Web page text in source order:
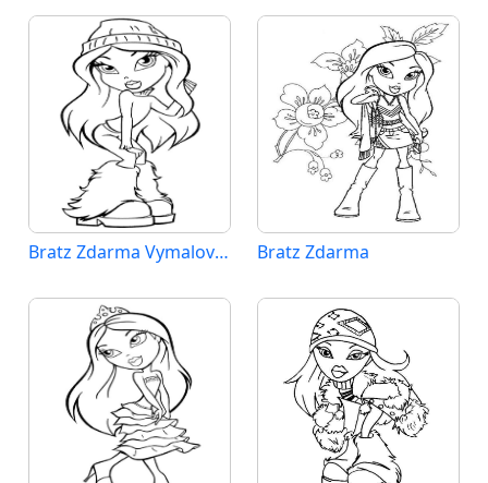
Bratz Zdarma Vymalovatelné Obrázek Bratz Zdarma